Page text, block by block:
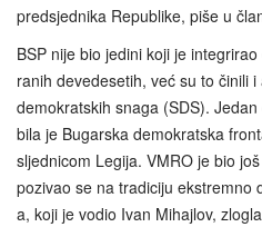
predsjednika Republike, piše u
BSP nije bio jedini koji je
ranih devedesetih, već su to činili
demokratskih snaga (SDS).
bila je Bugarska demokratska
sljednicom Legija. VMRO je bio
pozivao se na tradiciju ekstremno
a, koji je vodio Ivan Mihajlov,